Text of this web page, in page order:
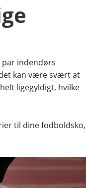
indendørs
kan være svært at
ligegyldigt, hvilke
til dine fodboldsko,